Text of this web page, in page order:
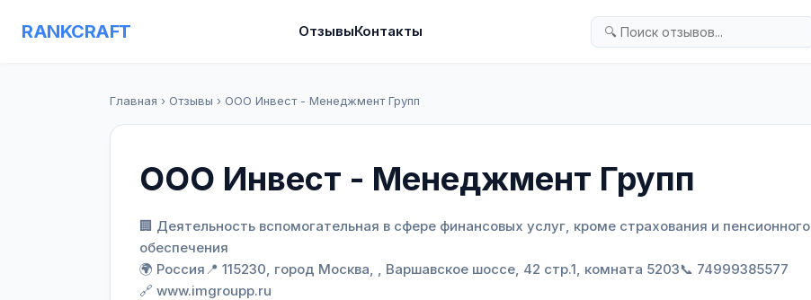
RANKCRAFT ОтзывыКонтакты
Главная › Отзывы › ООО Инвест - Менеджмент Групп
ООО Инвест - Менеджмент Групп
🏢 Деятельность вспомогательная в сфере финансовых услуг, кроме страхования и пенсионного
обеспечения
🌍 Россия📍 115230, город Москва, , Варшавское шоссе, 42 стр.1, комната 5203📞 74999385577
🔗 www.imgroupp.ru